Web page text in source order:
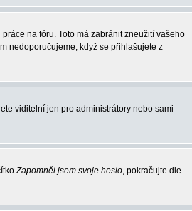
na fóru. Toto má zabránit zneužití vašeho
nedoporučujeme, když se přihlašujete z
viditelní jen pro administrátory nebo sami
Zapomněl jsem svoje heslo, pokračujte dle